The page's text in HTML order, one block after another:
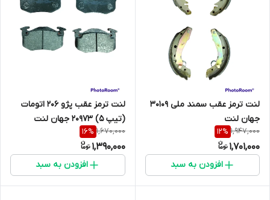
لنت ترمز عقب سمند ملی 30109
جهان لنت
1,947,000
12%
1,701,000
افزودن به سبد
لنت ترمز عقب پژو 206 اتومات
(تیپ 5) 20973 جهان لنت
1,670,000
16%
1,390,000
افزودن به سبد